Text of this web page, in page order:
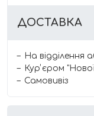
ДОСТАВКА
На
Курʼєром
Самовивіз